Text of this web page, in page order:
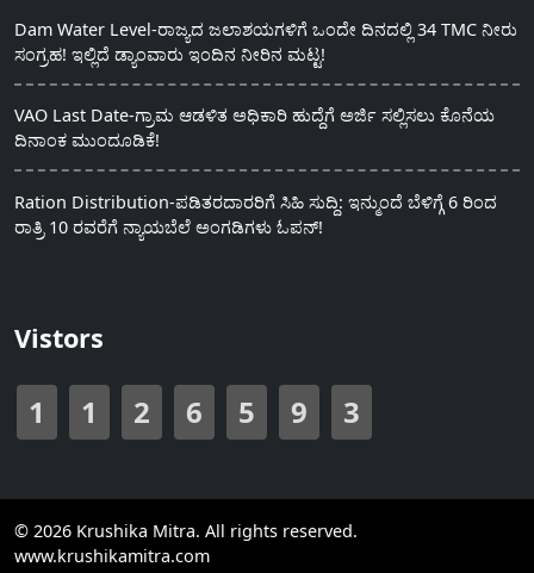
Dam Water Level-ರಾಜ್ಯದ ಜಲಾಶಯಗಳಿಗೆ ಒಂದೇ ದಿನದಲ್ಲಿ 34 TMC ನೀರು
ಸಂಗ್ರಹ! ಇಲ್ಲಿದೆ ಡ್ಯಾಂವಾರು ಇಂದಿನ ನೀರಿನ ಮಟ್ಟ!
VAO Last Date-ಗ್ರಾಮ ಆಡಳಿತ ಅಧಿಕಾರಿ ಹುದ್ದೆಗೆ ಅರ್ಜಿ ಸಲ್ಲಿಸಲು ಕೊನೆಯ
ದಿನಾಂಕ ಮುಂದೂಡಿಕೆ!
Ration Distribution-ಪಡಿತರದಾರರಿಗೆ ಸಿಹಿ ಸುದ್ದಿ: ಇನ್ಮುಂದೆ ಬೆಳಿಗ್ಗೆ 6 ರಿಂದ
ರಾತ್ರಿ 10 ರವರೆಗೆ ನ್ಯಾಯಬೆಲೆ ಅಂಗಡಿಗಳು ಓಪನ್!
Vistors
1 1 2 6 5 9 3
© 2026 Krushika Mitra. All rights reserved.
www.krushikamitra.com